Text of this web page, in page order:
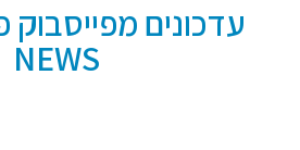
עדכונים
NEWS